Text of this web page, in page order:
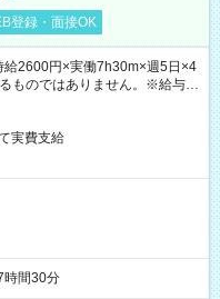
登録・面接OK
2600円×実働7h30m×週5日×4
ものではありません。※給与即
有）
実費支給
時間30分